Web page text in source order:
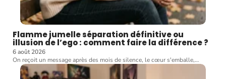
Flamme jumelle séparation définitive ou
illusion de l’ego : comment faire la différence ?
6 août 2026
On reçoit un message après des mois de silence, le cœur s'emballe,…